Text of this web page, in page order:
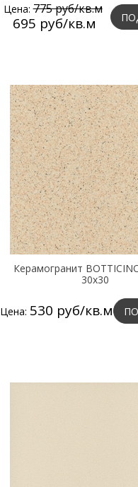
Цена:775 руб/кв.м
695 руб/кв.м
Керамогранит
30х30
Цена: 530 руб/кв.м